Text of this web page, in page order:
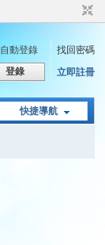
自動登錄
找回密碼
登錄 立即註冊
快捷導航